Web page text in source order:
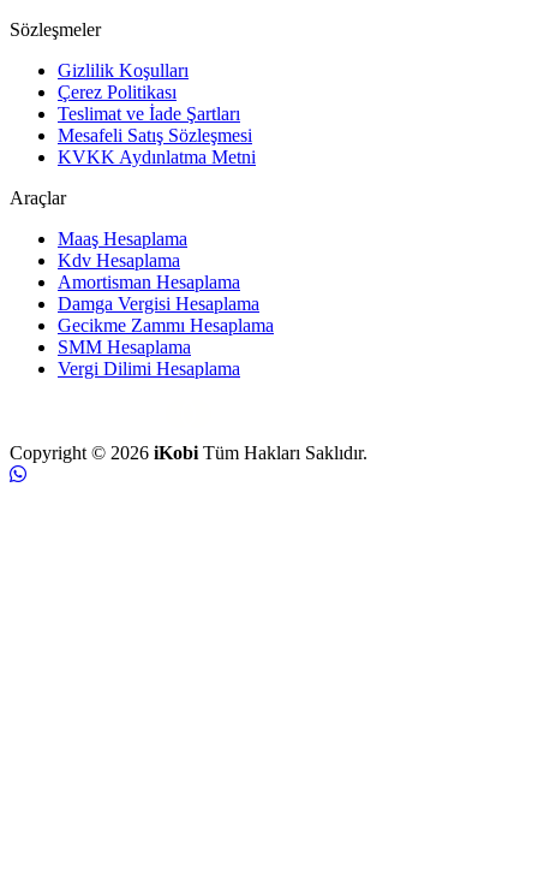
Sözleşmeler
Gizlilik Koşulları
Çerez Politikası
Teslimat ve İade Şartları
Mesafeli Satış Sözleşmesi
KVKK Aydınlatma Metni
Araçlar
Maaş Hesaplama
Kdv Hesaplama
Amortisman Hesaplama
Damga Vergisi Hesaplama
Gecikme Zammı Hesaplama
SMM Hesaplama
Vergi Dilimi Hesaplama
Copyright © 2026 iKobi Tüm Hakları Saklıdır.